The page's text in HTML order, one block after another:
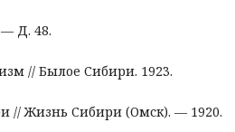
Д. 48.
// Былое Сибири. 1923.
// Жизнь Сибири (Омск). — 1920.